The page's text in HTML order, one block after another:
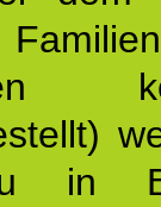
in